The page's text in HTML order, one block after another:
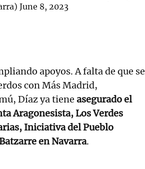
June 8, 2023
apoyos. A falta de que se
con Más Madrid,
Díaz ya tiene asegurado el
Aragonesista, Los Verdes
Iniciativa del Pueblo
en Navarra.